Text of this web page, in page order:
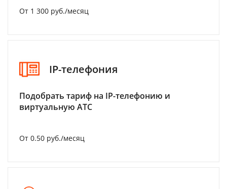
От 1 300 руб./месяц
IP-телефония
Подобрать тариф на IP-телефонию и
виртуальную АТС
От 0.50 руб./месяц